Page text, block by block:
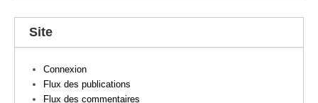
Site
Connexion
Flux des publications
Flux des commentaires